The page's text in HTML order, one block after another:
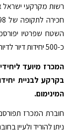
רשות מקרקעי ישראל
השטח שפרטיו
כ-500 יחידות דיור לדיור מוגן בבנייה רוויה ומסחר.
המכרז מיועד
בקרקע לבניית
המינימום.
חוברת המכרז
ניתן להוריד ולעיין